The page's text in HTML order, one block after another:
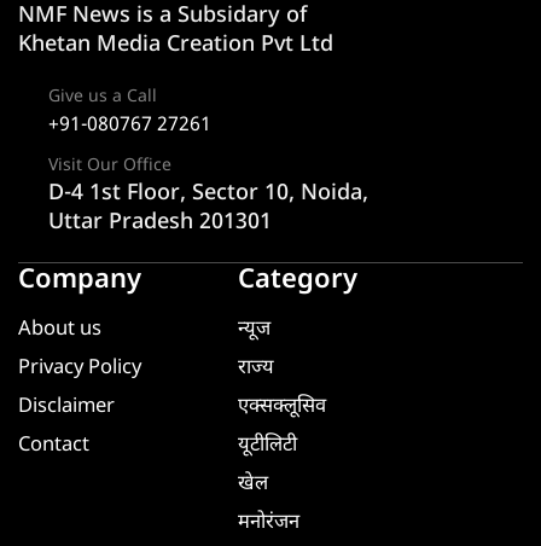
NMF News is a Subsidary of
Khetan Media Creation Pvt Ltd
Give us a Call
+91-080767 27261
Visit Our Office
D-4 1st Floor, Sector 10, Noida,
Uttar Pradesh 201301
Company
About us
Privacy Policy
Disclaimer
Contact
Category
न्यूज
राज्य
एक्सक्लूसिव
यूटीलिटी
खेल
मनोरंजन